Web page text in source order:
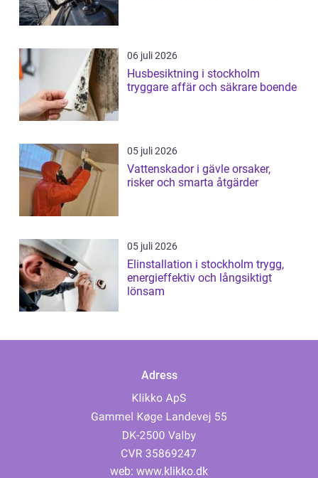
06 juli 2026
Husbesiktning i stockholm
tryggare affär och säkrare boende
05 juli 2026
Vattenskador i gävle orsaker,
risker och smarta åtgärder
05 juli 2026
Elinstallation i stockholm trygg,
energieffektiv och långsiktigt
lönsam
Adress
web: www.klikko.dk